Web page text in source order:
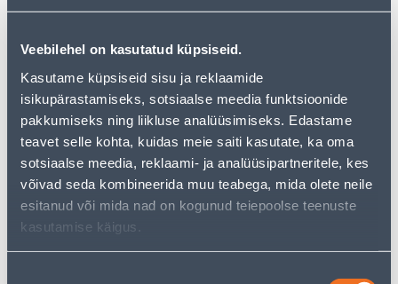
Veebilehel on kasutatud küpsiseid.
Kasutame küpsiseid sisu ja reklaamide
isikupärastamiseks, sotsiaalse meedia funktsioonide
pakkumiseks ning liikluse analüüsimiseks. Edastame
teavet selle kohta, kuidas meie saiti kasutate, ka oma
sotsiaalse meedia, reklaami- ja analüüsipartneritele, kes
võivad seda kombineerida muu teabega, mida olete neile
esitanud või mida nad on kogunud teiepoolse teenuste
kasutamise käigus.
Посмотреть наличие
• HEPA filter. • Sobib nii kuiva, kui ka märja mustuse
imemiseks.
• 14-päevane tagastusõigus
Предполагаемая доставка 3,69 € от 2-5 tööpäeva
Посылочный автомат от 2,29 € с 2-5 tööpäeva
Забрать в магазине, с 10.08.2026